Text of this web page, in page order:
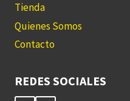
Tienda
Quienes Somos
Contacto
REDES SOCIALES